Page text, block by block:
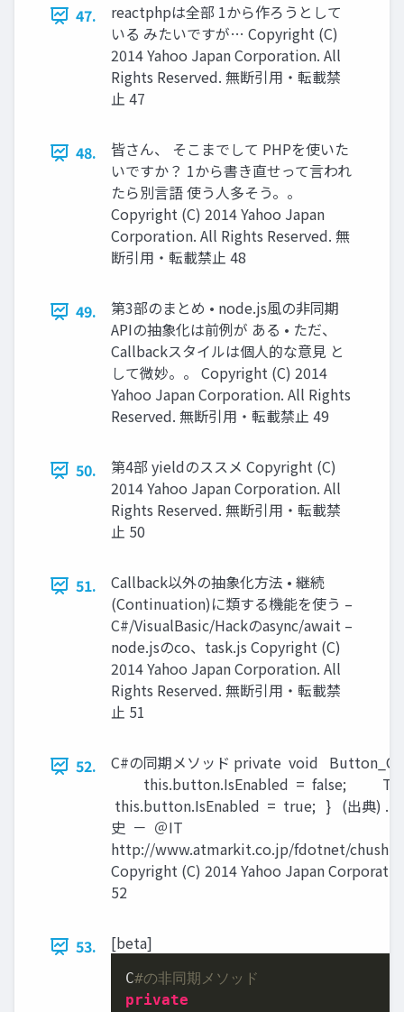
47.
reactphpは全部 1から作ろうとして
いる みたいですが… Copyright (C)
2014 Yahoo Japan Corporation. All
Rights Reserved. 無断引用・転載禁
止 47
48.
皆さん、 そこまでして PHPを使いた
いですか？ 1から書き直せって言われ
たら別言語 使う人多そう。。
Copyright (C) 2014 Yahoo Japan
Corporation. All Rights Reserved. 無
断引用・転載禁止 48
49.
第3部のまとめ • node.js風の非同期
APIの抽象化は前例が ある • ただ、
Callbackスタイルは個人的な意見 と
して微妙。。 Copyright (C) 2014
Yahoo Japan Corporation. All Rights
Reserved. 無断引用・転載禁止 49
50.
第4部 yieldのススメ Copyright (C)
2014 Yahoo Japan Corporation. All
Rights Reserved. 無断引用・転載禁
止 50
51.
Callback以外の抽象化方法 • 継続
(Continuation)に類する機能を使う –
C#/VisualBasic/Hackのasync/await –
node.jsのco、task.js Copyright (C)
2014 Yahoo Japan Corporation. All
Rights Reserved. 無断引用・転載禁
止 51
52.
C#の同期メソッド private void
this.button.IsEnabled = false;
this.button.IsEnabled = true; } (出典)
史 － ＠IT
http://www.atmarkit.co.jp/fdotnet/
Copyright (C) 2014 Yahoo Japan
52
53. [beta]
C#の非同期メソッド
private